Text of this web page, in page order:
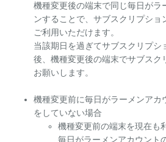
機種変更後の端末で同じ毎日がラ
ンすることで、サブスクリプショ
ご利用いただけます。
当該期日を過ぎてサブスクリプシ
後、機種変更後の端末でサブスク
お願いします。
機種変更前に毎日がラーメンアカ
をしていない場合
機種変更前の端末を現在も
毎日がラーメンアカウント